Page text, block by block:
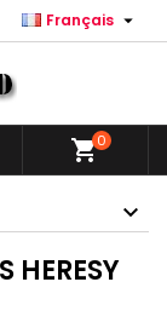
Français 
shopping_cart0
HERESY